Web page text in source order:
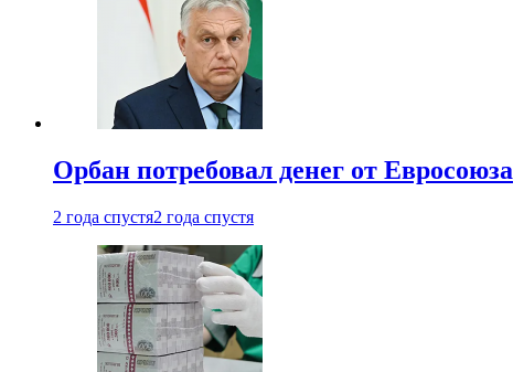
Орбан потребовал денег от Евросоюза
2 года спустя2 года спустя